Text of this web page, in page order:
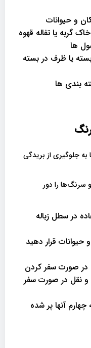
و حیوانات
گربه یا تفاله قهوه
ها
یا ظرف در بسته
بندی ها
جلوگیری از بریدگی
سرنگ‌ها را دور
در سطل زباله
قرار دهید
صورت سفر کردن
و نقل در صورت سفر
آنها پر شده